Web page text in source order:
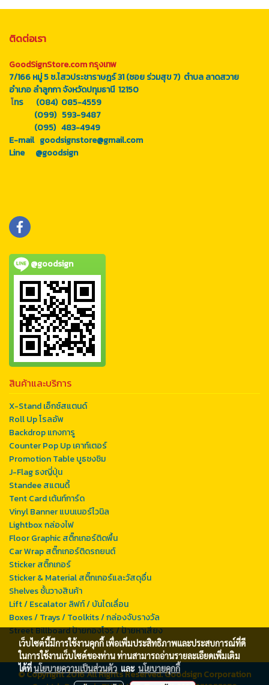
ติดต่อเรา
GoodSignStore.com กรุงเทพ
7/166 หมู่ 5 ซ.ไสวประชาราษฎร์ 31 (ซอย ร่วมสุข 7) ตำบล ลาดสวาย
อำเภอ ลำลูกกา จังหวัดปทุมธานี 12150
โทร (084) 085-4559
(099) 593-9487
(095) 483-4949
E-mail goodsignstore@gmail.com
Line @goodsign
@goodsign
สินค้าและบริการ
X-Stand เอ็กซ์สแตนด์
Roll Up โรลอัพ
Backdrop แกงการู
Counter Pop Up เคาท์เตอร์
Promotion Table บูธชงชิม
J-Flag ธงญี่ปุ่น
Standee สแตนดี้
Tent Card เต้นท์การ์ด
Vinyl Banner แบนเนอร์ไวนิล
Lightbox กล่องไฟ
Floor Graphic สติ๊กเกอร์ติดพื้น
Car Wrap สติ๊กเกอร์ติดรถยนต์
Sticker สติ๊กเกอร์
Sticker & Material สติ๊กเกอร์และวัสดุอื่น
Shelves ชั้นวางสินค้า
Lift / Escalator ลิฟท์ / บันไดเลื่อน
Boxes / Trays / Toolkits / กล่องจับรางวัล
Street Billboard ป้ายกองโจร / ป้ายหาเสียง
© Copyright 2016 All Rights Reserved. Goodsign Corporation
เว็บไซต์นี้มีการใช้งานคุกกี้ เพื่อเพิ่มประสิทธิภาพและประสบการณ์ที่ดี
ในการใช้งานเว็บไซต์ของท่าน ท่านสามารถอ่านรายละเอียดเพิ่มเติม
ได้ที่นโยบายความเป็นส่วนตัว และ นโยบายคุกกี้